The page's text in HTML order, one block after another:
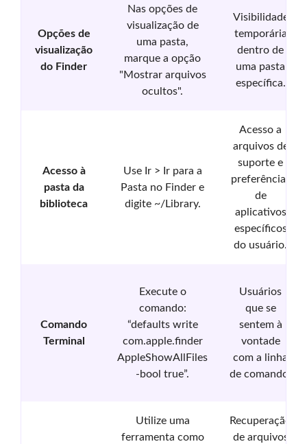
Opções de
visualização
do Finder
Nas opções de
visualização de
uma pasta,
marque a opção
"Mostrar arquivos
ocultos".
Visibilidade
temporária
dentro de
uma pasta
específica.
Acesso à
pasta da
biblioteca
Use Ir > Ir para a
Pasta no Finder e
digite ~/Library.
Acesso a
arquivos de
suporte e
preferências
de
aplicativos
específicos
do usuário.
Comando
Terminal
Execute o
comando:
“defaults write
com.apple.finder
AppleShowAllFiles
-bool true”.
Usuários
que se
sentem à
vontade
com a linha
de comando.
Utilize uma
ferramenta como
Recuperação
de arquivos